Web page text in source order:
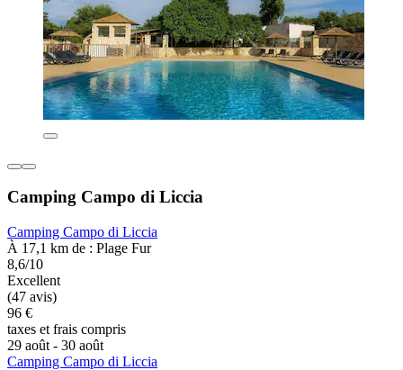
Camping Campo di Liccia
Camping Campo di Liccia
À 17,1 km de : Plage Fur
8,6/10
Excellent
(47 avis)
96 €
taxes et frais compris
29 août - 30 août
Camping Campo di Liccia